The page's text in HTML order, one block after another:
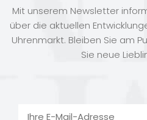
Mit unserem Newsletter
über die aktuellen
Uhrenmarkt. Bleiben Sie am
Sie neue